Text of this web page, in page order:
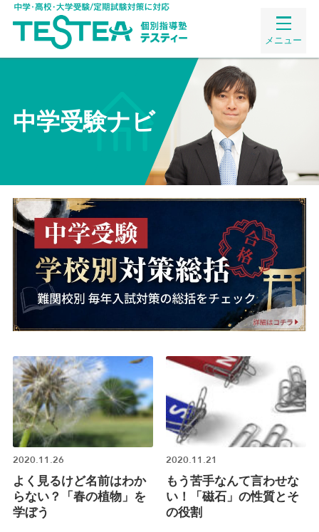
メニュー
中学受験ナビ
2020.11.26
よく見るけど名前はわか
らない？「春の植物」を
学ぼう
2020.11.21
もう苦手なんて言わせな
い！「磁石」の性質とそ
の役割